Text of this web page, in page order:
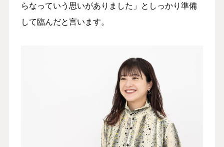
らなっていう思いがありました」としっかり準備
して臨んだと言います。